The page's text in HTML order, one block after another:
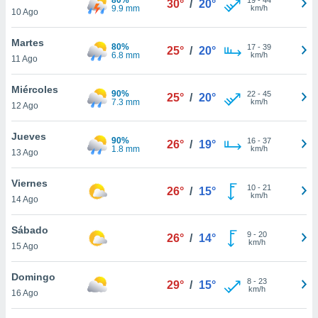
más
nuestra
y
de
disponible
cookies
aceptar
10 Ago
9.9 mm
30° / 20°
km/h
Martes
11 Ago
80%
6.8 mm
25° / 20° 17- 39
km/h
Miércoles
12 Ago
90%
7.3 mm
25° / 20° 22- 45
km/h
Jueves
13 Ago
90%
1.8 mm
26° / 19° 16- 37
km/h
Viernes
14 Ago
26° / 15° 10- 21
km/h
Sábado
15 Ago
26° / 14° 9- 20
km/h
Domingo
16 Ago
29° / 15° 8- 23
km/h